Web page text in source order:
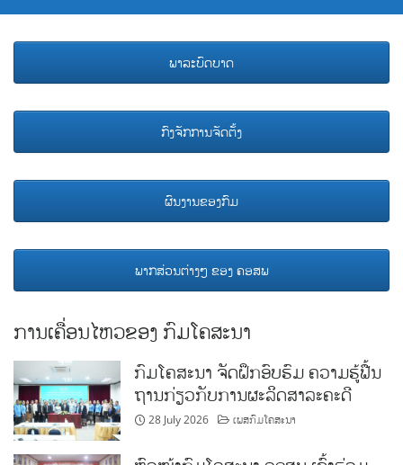
ພາລະບົດບາດ
ກົງຈັກການຈັດຕັ້ງ
ຜົນງານຂອງກົມ
ພາກສ່ວນຕ່າງໆ ຂອງ ຄອສພ
ການເຄື່ອນໄຫວຂອງ ກົມໂຄສະນາ
ກົມໂຄສະນາ ຈັດຝຶກອົບຮົມ ຄວາມຮູ້ຟື້ນ
ຖານກ່ຽວກັບການຜະລິດສາລະຄະດີ
28 July 2026 ເພສກົມໂຄສະນາ